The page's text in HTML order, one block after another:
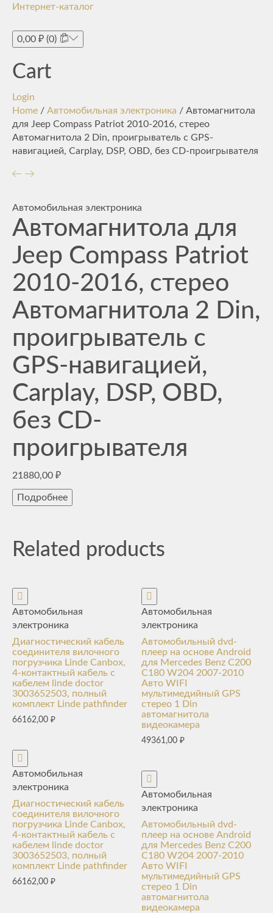
Интернет-каталог
0,00 ₽ (0)
Cart
Login
Home / Автомобильная электроника / Автомагнитола
для Jeep Compass Patriot 2010-2016, стерео
Автомагнитола 2 Din, проигрыватель с GPS-
навигацией, Carplay, DSP, OBD, без CD-проигрывателя
Автомобильная электроника
Автомагнитола для
Jeep Compass Patriot
2010-2016, стерео
Автомагнитола 2 Din,
проигрыватель с
GPS-навигацией,
Carplay, DSP, OBD,
без CD-
проигрывателя
21880,00 ₽
Подробнее
Related products
Автомобильная
электроника
Диагностический кабель
соединителя вилочного
погрузчика Linde Canbox,
4-контактный кабель с
кабелем linde doctor
3003652503, полный
комплект Linde pathfinder
66162,00 ₽
Автомобильная
электроника
Диагностический кабель
соединителя вилочного
погрузчика Linde Canbox,
4-контактный кабель с
кабелем linde doctor
3003652503, полный
комплект Linde pathfinder
66162,00 ₽
Автомобильная
электроника
Автомобильный dvd-
плеер на основе Android
для Mercedes Benz C200
C180 W204 2007-2010
Авто WIFI
мультимедийный GPS
стерео 1 Din
автомагнитола
видеокамера
49361,00₽
Автомобильная
электроника
Автомобильный dvd-
плеер на основе Android
для Mercedes Benz C200
C180 W204 2007-2010
Авто WIFI
мультимедийный GPS
стерео 1 Din
автомагнитола
видеокамера